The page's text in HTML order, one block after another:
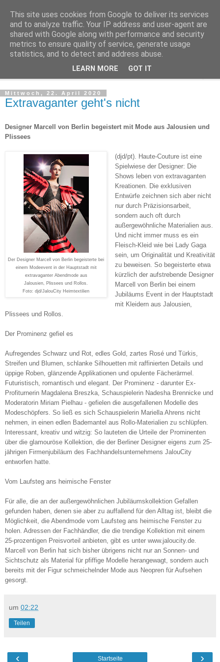
Der Mode und Beauty Blog
Mode meets Beauty
Mittwoch, 22. April 2020
Extravaganter geht's nicht
Designer Marcell von Berlin begeistert mit Mode aus Jalousien und
Plissees
Der Designer Marcell von Berlin begeisterte bei
einem Modeevent in der Hauptstadt mit
extravaganter Abendmode aus
Jalousien, Plissees und Rollos.
Foto: djd/JalouCity Heimtextilien
(djd/pt). Haute-Couture ist eine
Spielwiese der Designer: Die
Shows leben von extravaganten
Kreationen. Die exklusiven
Entwürfe zeichnen sich aber nicht
nur durch Präzisionsarbeit,
sondern auch oft durch
außergewöhnliche Materialien aus.
Und nicht immer muss es ein
Fleisch-Kleid wie bei Lady Gaga
sein, um Originalität und Kreativität
zu beweisen. So begeisterte etwa
kürzlich der aufstrebende Designer
Marcell von Berlin bei einem
Jubiläums Event in der Hauptstadt
mit Kleidern aus Jalousien,
Plissees und Rollos.
Der Prominenz gefiel es
Aufregendes Schwarz und Rot, edles Gold, zartes Rosé und Türkis,
Streifen und Blumen, schlanke Silhouetten mit raffinierten Details und
üppige Roben, glänzende Applikationen und opulente Fächerärmel.
Futuristisch, romantisch und elegant. Der Prominenz - darunter Ex-
Profiturnerin Magdalena Breszka, Schauspielerin Nadesha Brennicke und
Moderatorin Miriam Pielhau - gefielen die ausgefallenen Modelle des
Modeschöpfers. So ließ es sich Schauspielerin Mariella Ahrens nicht
nehmen, in einen edlen Bademantel aus Rollo-Materialien zu schlüpfen.
Interessant, kreativ und witzig: So lauteten die Urteile der Prominenten
über die glamouröse Kollektion, die der Berliner Designer eigens zum 25-
jährigen Firmenjubiläum des Fachhandelsunternehmens JalouCity
entworfen hatte.
Vom Laufsteg ans heimische Fenster
Für alle, die an der außergewöhnlichen Jubiläumskollektion Gefallen
gefunden haben, denen sie aber zu auffallend für den Alltag ist, bleibt die
Möglichkeit, die Abendmode vom Laufsteg ans heimische Fenster zu
holen. Adressen der Fachhändler, die die trendige Kollektion mit einem
25-prozentigen Preisvorteil anbieten, gibt es unter www.jaloucity.de.
Marcell von Berlin hat sich bisher übrigens nicht nur an Sonnen- und
Sichtschutz als Material für pfiffige Modelle herangewagt, sondern auch
bereits mit der Figur schmeichelnder Mode aus Neopren für Aufsehen
gesorgt.
um 02:22
Teilen
‹ ›
Startseite
This site uses cookies from Google to deliver its services
and to analyze traffic. Your IP address and user-agent are
shared with Google along with performance and security
metrics to ensure quality of service, generate usage
statistics, and to detect and address abuse.
LEARN MORE GOT IT